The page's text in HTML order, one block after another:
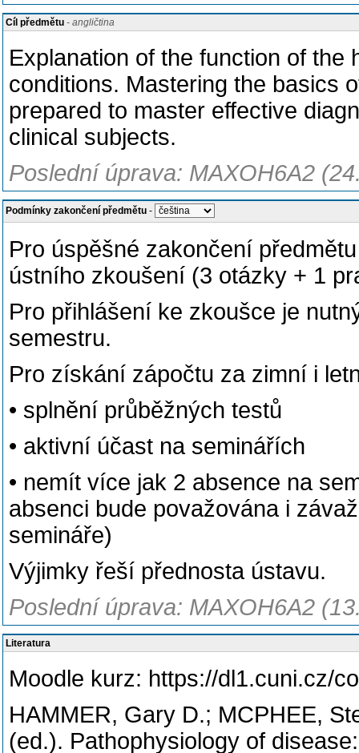
Cíl předmětu - angličtina
Explanation of the function of the
conditions. Mastering the basics
prepared to master effective
clinical subjects.
Poslední úprava: MAXOH6A2
Podmínky zakončení předmětu -
Pro úspěšné zakončení
ústního zkoušení (3 otázky + 1
Pro přihlášení ke zkoušce je
semestru.
Pro získání zápočtu za zimní i
• splnění průběžných testů
• aktivní účast na seminářích
• nemít více jak 2 absence na
absenci bude považována i
semináře)
Výjimky řeší přednosta ústavu.
Poslední úprava: MAXOH6A2
Literatura
Moodle kurz: https://dl1.cuni.cz/
HAMMER, Gary D.; MCPHEE,
(ed.). Pathophysiology of